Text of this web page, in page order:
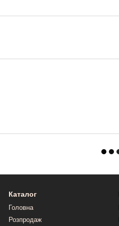
Каталог
Головна
Розпродаж